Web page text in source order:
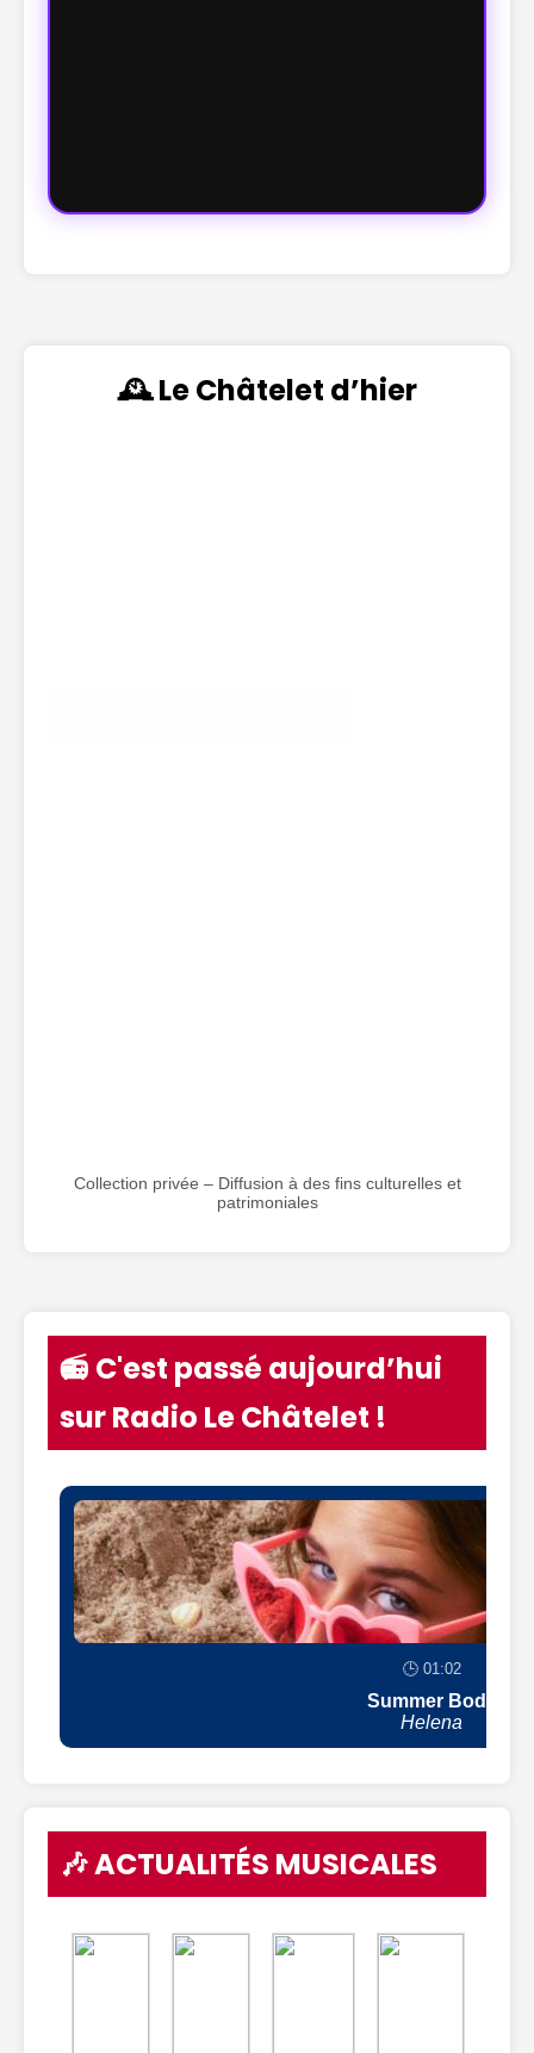
🕰️ Le Châtelet d’hier
Collection privée – Diffusion à des fins culturelles et
patrimoniales
📻 C'est passé aujourd’hui
sur Radio Le Châtelet !
🕒 01:02
Summer Body
Helena
🎶 ACTUALITÉS MUSICALES